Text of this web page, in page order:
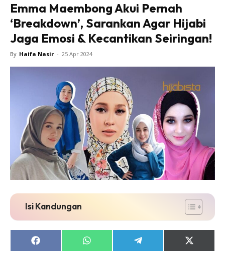
Emma Maembong Akui Pernah
‘Breakdown’, Sarankan Agar Hijabi
Jaga Emosi & Kecantikan Seiringan!
By Haifa Nasir - 25 Apr 2024
Isi Kandungan
Share
on
Share
on
Share
on
Share
on